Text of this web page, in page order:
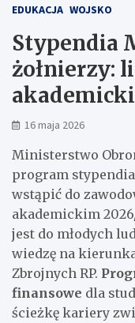
EDUKACJA WOJSKO
Stypendia
żołnierzy:
16 maja 2026
Ministerstwo
program
wstąpić do
akademickim
jest do młodych
wiedzę na
Zbrojnych RP.
finansowe dla
ścieżkę kariery